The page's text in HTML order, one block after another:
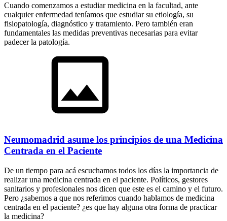
Cuando comenzamos a estudiar medicina en la facultad, ante
cualquier enfermedad teníamos que estudiar su etiología, su
fisiopatología, diagnóstico y tratamiento. Pero también eran
fundamentales las medidas preventivas necesarias para evitar
padecer la patología.
Neumomadrid asume los principios de una Medicina
Centrada en el Paciente
De un tiempo para acá escuchamos todos los días la importancia de
realizar una medicina centrada en el paciente. Políticos, gestores
sanitarios y profesionales nos dicen que este es el camino y el futuro.
Pero ¿sabemos a que nos referimos cuando hablamos de medicina
centrada en el paciente? ¿es que hay alguna otra forma de practicar
la medicina?